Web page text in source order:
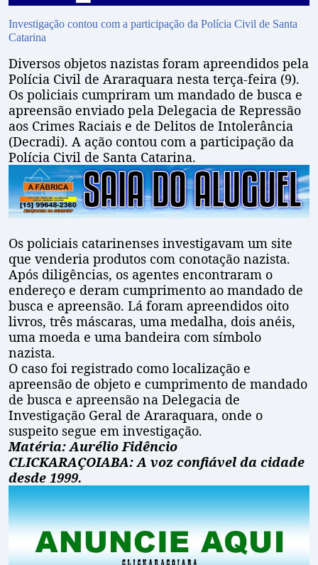
Investigação contou com a participação da Polícia Civil de Santa
Catarina
Diversos objetos nazistas foram apreendidos pela
Polícia Civil de Araraquara nesta terça-feira (9).
Os policiais cumpriram um mandado de busca e
apreensão enviado pela Delegacia de Repressão
aos Crimes Raciais e de Delitos de Intolerância
(Decradi). A ação contou com a participação da
Polícia Civil de Santa Catarina.
Os policiais catarinenses investigavam um site
que venderia produtos com conotação nazista.
Após diligências, os agentes encontraram o
endereço e deram cumprimento ao mandado de
busca e apreensão. Lá foram apreendidos oito
livros, três máscaras, uma medalha, dois anéis,
uma moeda e uma bandeira com símbolo
nazista.
O caso foi registrado como localização e
apreensão de objeto e cumprimento de mandado
de busca e apreensão na Delegacia de
Investigação Geral de Araraquara, onde o
suspeito segue em investigação.
Matéria: Aurélio Fidêncio
CLICKARAÇOIABA: A voz confiável da cidade
desde 1999.